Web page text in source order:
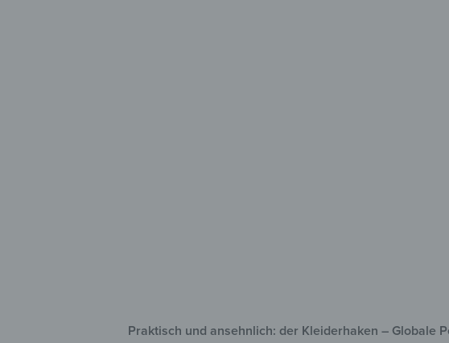
Praktisch und ansehnlich: der Kleiderhaken – Globale